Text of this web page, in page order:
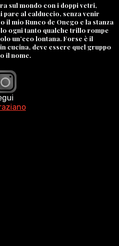
sul mondo con i doppi vetri,
pare al calduccio, senza venir
il mio Runco de Onego e la stanza
ogni tanto qualche trillo rompe
un’eco lontana. Forse è il
cucina, deve essere quel gruppo
il nome.